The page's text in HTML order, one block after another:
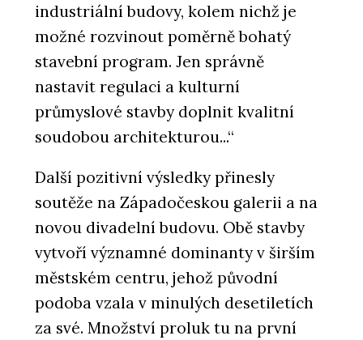
industriální budovy, kolem nichž je
možné rozvinout poměrně bohatý
stavební program. Jen správně
nastavit regulaci a kulturní
průmyslové stavby doplnit kvalitní
soudobou architekturou...“
Další pozitivní výsledky přinesly
soutěže na Západočeskou galerii a na
novou divadelní budovu. Obě stavby
vytvoří významné dominanty v širším
městském centru, jehož původní
podoba vzala v minulých desetiletích
za své. Množství proluk tu na první